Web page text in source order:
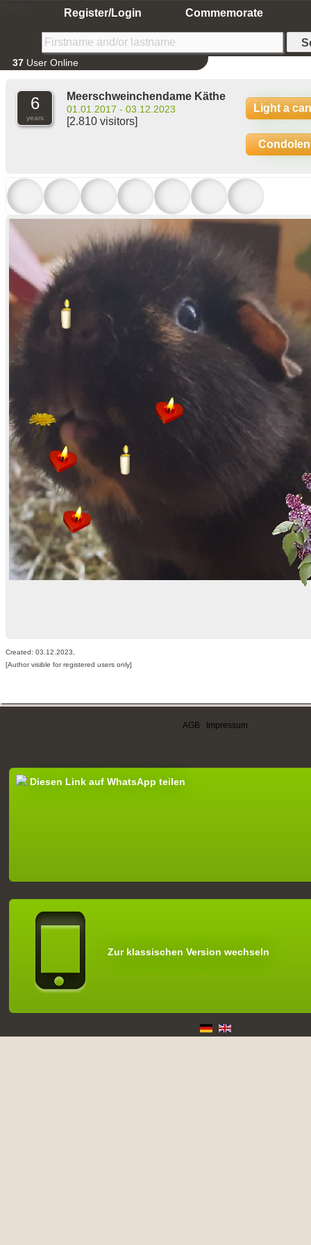
Register/Login Commemorate
37 User Online
6
years
Meerschweinchendame Käthe
01.01.2017 - 03.12.2023
[2.810 visitors]
Light a
Created: 03.12.2023,
[Author visible for registered users only]
AGB Impressum
Diesen Link auf WhatsApp teilen
Zur klassischen Version wechseln